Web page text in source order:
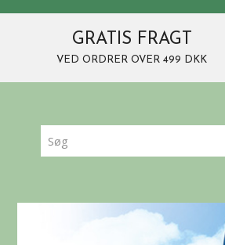
GRATIS FRAGT
VED ORDRER OVER 499 DKK